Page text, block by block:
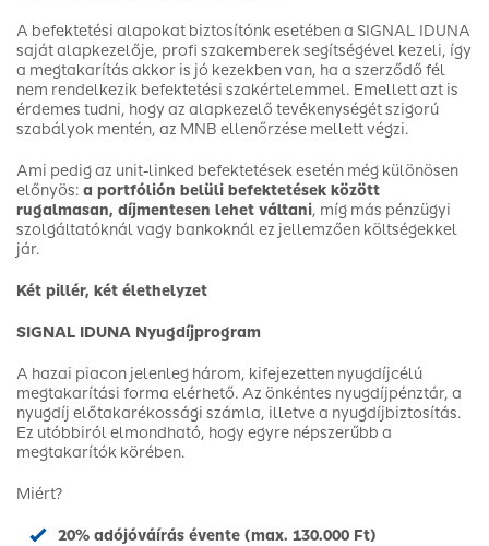
A befektetési alapokat biztosítónk esetében a SIGNAL IDUNA
saját alapkezelője, profi szakemberek segítségével kezeli, így
a megtakarítás akkor is jó kezekben van, ha a szerződő fél
nem rendelkezik befektetési szakértelemmel. Emellett azt is
érdemes tudni, hogy az alapkezelő tevékenységét szigorú
szabályok mentén, az MNB ellenőrzése mellett végzi.
Ami pedig az unit-linked befektetések esetén még különösen
előnyös: a portfólión belüli befektetések között
rugalmasan, díjmentesen lehet váltani, míg más pénzügyi
szolgáltatóknál vagy bankoknál ez jellemzően költségekkel
jár.
Két pillér, két élethelyzet
SIGNAL IDUNA Nyugdíjprogram
A hazai piacon jelenleg három, kifejezetten nyugdíjcélú
megtakarítási forma elérhető. Az önkéntes nyugdíjpénztár, a
nyugdíj előtakarékossági számla, illetve a nyugdíjbiztosítás.
Ez utóbbiról elmondható, hogy egyre népszerűbb a
megtakarítók körében.
Miért?
20% adójóváírás évente (max. 130.000 Ft)